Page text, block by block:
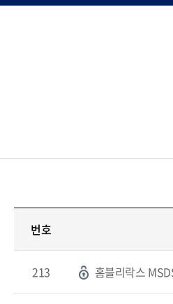
번호
213 홈블리락스